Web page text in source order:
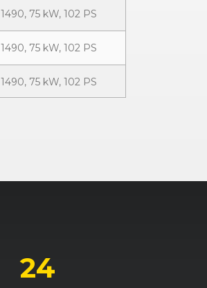
1490, 75 kW, 102 PS
1490, 75 kW, 102 PS
1490, 75 kW, 102 PS
24